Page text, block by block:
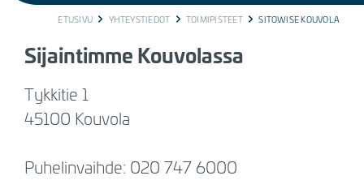
BREADCRUMB
ETUSIVU YHTEYSTIEDOT TOIMIPISTEET SITOWISE KOUVOLA
Sijaintimme Kouvolassa
Tykkitie 1
45100 Kouvola
Puhelinvaihde: 020 747 6000